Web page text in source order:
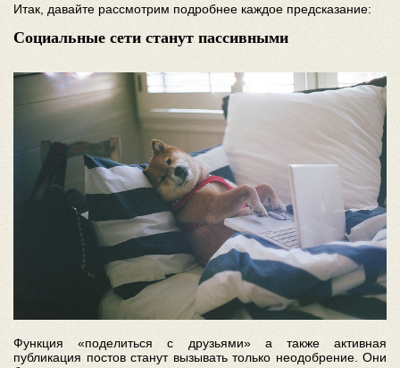
Итак, давайте рассмотрим подробнее каждое предсказание:
Социальные сети станут пассивными
Функция «поделиться с друзьями» а также активная
публикация постов станут вызывать только неодобрение. Они